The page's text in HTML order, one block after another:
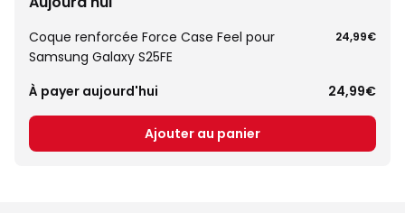
Coque renforcée Force Case Feel pour
Samsung Galaxy S25FE
24,99€
À payer aujourd'hui 24,99€
Ajouter au panier